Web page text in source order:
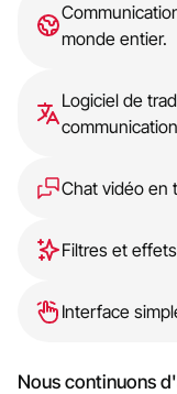
monde entier.
Logiciel de
Chat vidéo en
Filtres et
Interface
Nous continuons